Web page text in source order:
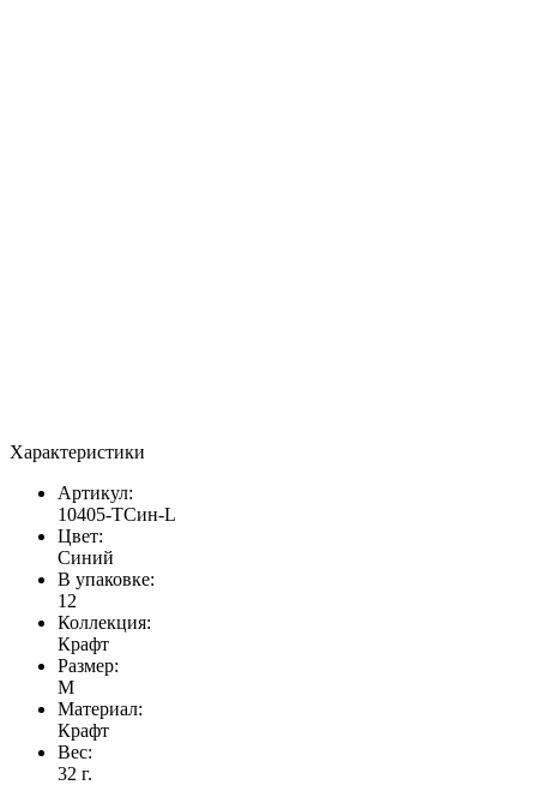
Характеристики
Артикул:
10405-ТСин-L
Цвет:
Синий
В упаковке:
12
Коллекция:
Крафт
Размер:
M
Материал:
Крафт
Вес:
32 г.